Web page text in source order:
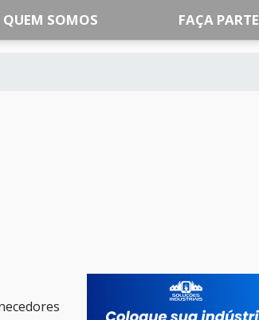
QUEM SOMOS FAÇA PARTE